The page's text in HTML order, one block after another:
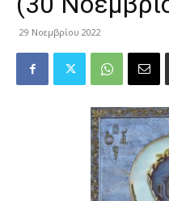
29 Νοεμβρίου 2022